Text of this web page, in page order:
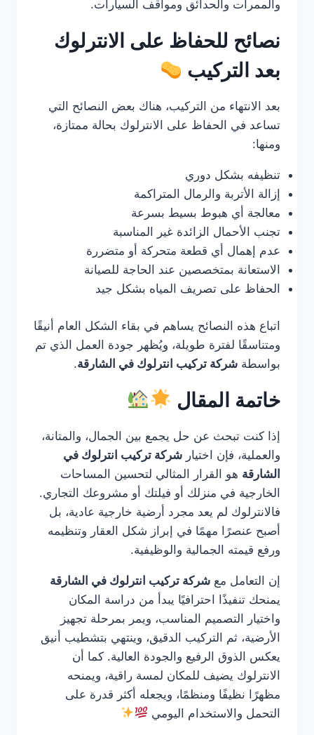
والممرات والحدائق ومواقف السيارات.
نصائح للحفاظ على الانترلوك
بعد التركيب
بعد الانتهاء من التركيب، هناك بعض النصائح التي
تساعد في الحفاظ على الانترلوك بحالة ممتازة،
ومنها:
تنظيفه بشكل دوري
إزالة الأتربة والرمال المتراكمة
معالجة أي هبوط بسيط بسرعة
تجنب الأحمال الزائدة غير المناسبة
عدم إهمال أي قطعة متحركة أو متضررة
الاستعانة بمتخصصين عند الحاجة للصيانة
الحفاظ على تصريف المياه بشكل جيد
اتباع هذه النصائح يساهم في بقاء الشكل العام أنيقًا
ومتناسقًا لفترة طويلة، ويُظهر جودة العمل الذي تم
بواسطة شركة تركيب انترلوك في الشارقة.
خاتمة المقال
إذا كنت تبحث عن حل يجمع بين الجمال، والمتانة،
والعملية، فإن اختيار شركة تركيب انترلوك في
الشارقة هو القرار المثالي لتحسين المساحات
الخارجية في منزلك أو فيلتك أو مشروعك التجاري.
فالانترلوك لم يعد مجرد أرضية خارجية عادية، بل
أصبح عنصرًا مهمًا في إبراز شكل العقار وتنظيمه
ورفع قيمته الجمالية والوظيفية.
إن التعامل مع شركة تركيب انترلوك في الشارقة
يمنحك تنفيذًا احترافيًا يبدأ من دراسة المكان
واختيار التصميم المناسب، ويمر بمرحلة تجهيز
الأرضية، ثم التركيب الدقيق، وينتهي بتشطيب أنيق
يعكس الذوق الرفيع والجودة العالية. كما أن
الانترلوك يضيف للمكان لمسة راقية، ويمنحه
مظهرًا نظيفًا ومنظمًا، ويجعله أكثر قدرة على
التحمل والاستخدام اليومي